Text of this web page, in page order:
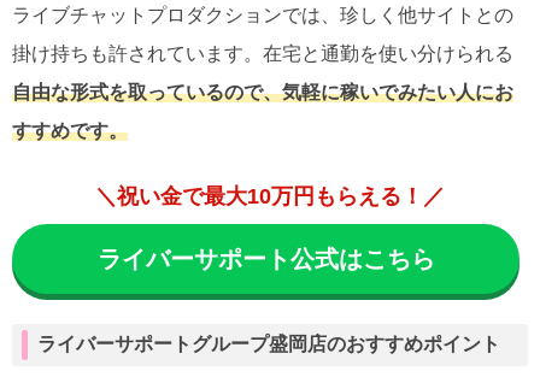
ライブチャットプロダクションでは、珍しく他サイトとの
掛け持ちも許されています。在宅と通勤を使い分けられる
自由な形式を取っているので、気軽に稼いでみたい人にお
すすめです。
＼祝い金で最大10万円もらえる！／
ライバーサポート公式はこちら
ライバーサポートグループ盛岡店のおすすめポイント